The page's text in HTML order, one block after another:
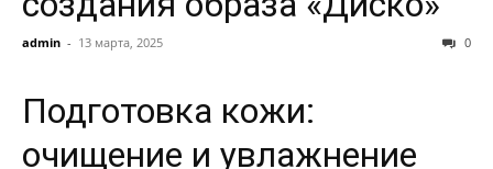
admin - 13 марта, 2025 0
Подготовка кожи:
очищение и увлажнение